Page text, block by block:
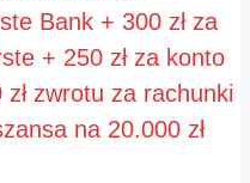
Bank + 300 zł za
+ 250 zł za konto
zwrotu za rachunki
na 20.000 zł